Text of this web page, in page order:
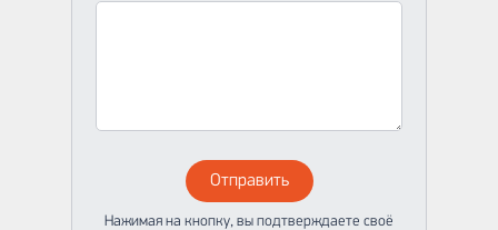
Отправить
Нажимая на кнопку, вы подтверждаете своё